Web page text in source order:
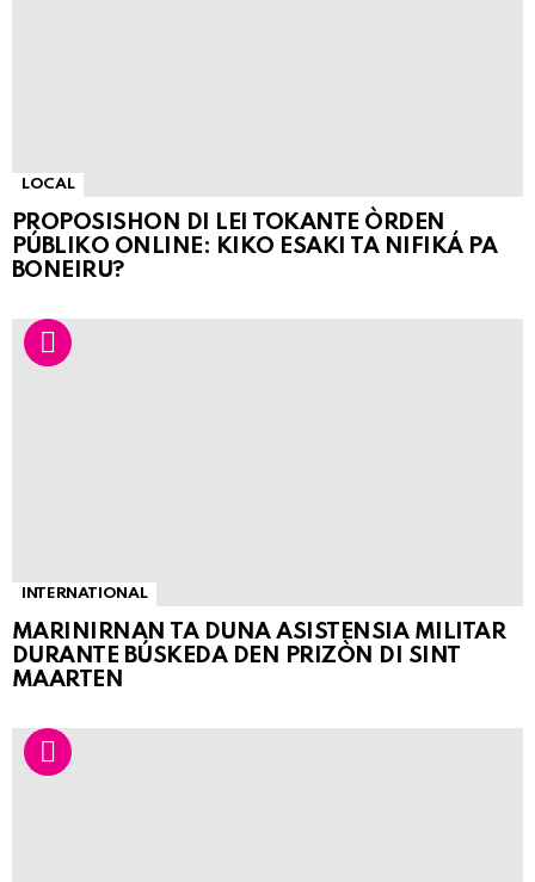
LOCAL
PROPOSISHON DI LEI TOKANTE ÒRDEN
PÚBLIKO ONLINE: KIKO ESAKI TA NIFIKÁ PA
BONEIRU?
INTERNATIONAL
MARINIRNAN TA DUNA ASISTENSIA MILITAR
DURANTE BÚSKEDA DEN PRIZÒN DI SINT
MAARTEN